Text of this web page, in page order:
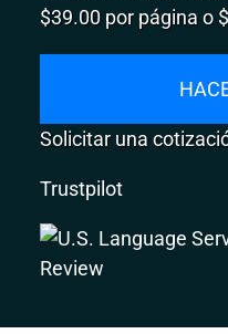
$39.00 por página o
Solicitar una
Trustpilot